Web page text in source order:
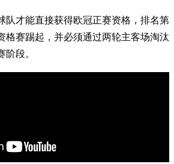
队才能直接获得欧冠正赛资格，排名第
格赛踢起，并必须通过两轮主客场淘汰
段。